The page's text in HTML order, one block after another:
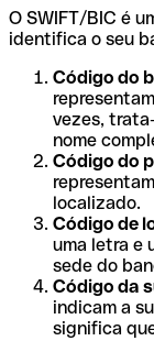
O SWIFT/BIC é
identifica o seu
Código do
vezes,
nome
Código do
localizado.
Código de
uma letra e
sede do
Código da
indicam a
significa